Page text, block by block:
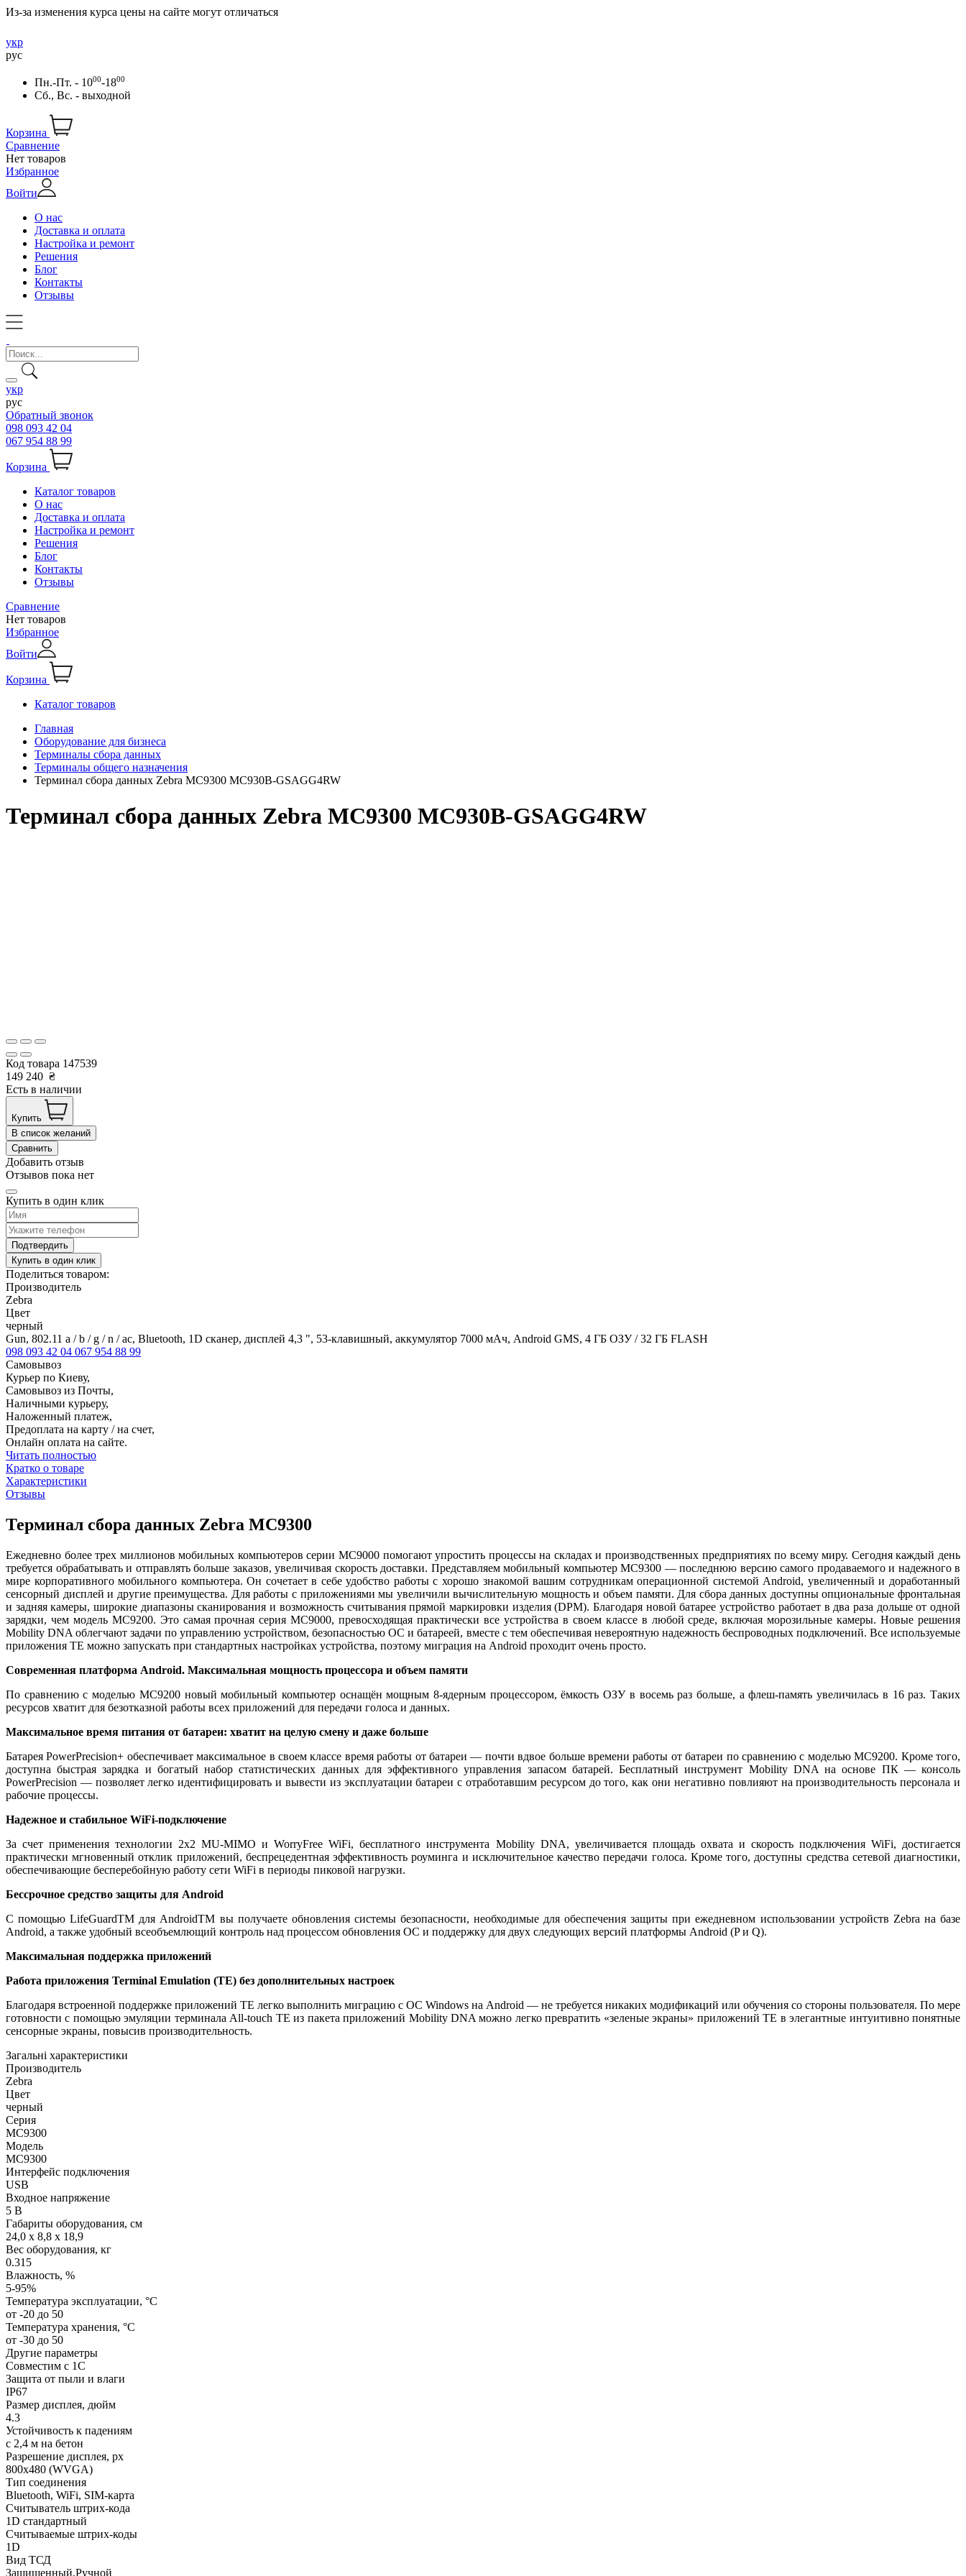
Из-за изменения курса цены на сайте могут отличаться
укр
рус
Пн.-Пт. - 1000-1800
Сб., Вс. - выходной
Корзина
Сравнение
Нет товаров
Избранное
Войти
О нас
Доставка и оплата
Настройка и ремонт
Решения
Блог
Контакты
Отзывы
укр
рус
Обратный звонок
098 093 42 04
067 954 88 99
Корзина
Каталог товаров
О нас
Доставка и оплата
Настройка и ремонт
Решения
Блог
Контакты
Отзывы
Сравнение
Нет товаров
Избранное
Войти
Корзина
Каталог товаров
Главная
Оборудование для бизнеса
Терминалы сбора данных
Терминалы общего назначения
Терминал сбора данных Zebra MC9300 MC930B-GSAGG4RW
Терминал сбора данных Zebra MC9300 MC930B-GSAGG4RW
Код товара 147539
149 240 ₴
Есть в наличии
Купить
В список желаний
Сравнить
Добавить отзыв
Отзывов пока нет
Купить в один клик
Подтвердить
Купить в один клик
Поделиться товаром:
Производитель
Zebra
Цвет
черный
Gun, 802.11 a / b / g / n / ac, Bluetooth, 1D сканер, дисплей 4,3 ", 53-клавишный, аккумулятор 7000 мАч, Android GMS, 4 ГБ ОЗУ / 32 ГБ FLASH
098 093 42 04 067 954 88 99
Самовывоз
Курьер по Киеву,
Самовывоз из Почты,
Наличными курьеру,
Наложенный платеж,
Предоплата на карту / на счет,
Онлайн оплата на сайте.
Читать полностью
Кратко о товаре
Характеристики
Отзывы
Терминал сбора данных Zebra MC9300
Ежедневно более трех миллионов мобильных компьютеров серии MC9000 помогают упростить процессы на складах и производственных предприятиях по всему миру. Сегодня каждый день
требуется обрабатывать и отправлять больше заказов, увеличивая скорость доставки. Представляем мобильный компьютер MC9300 — последнюю версию самого продаваемого и надежного в
мире корпоративного мобильного компьютера. Он сочетает в себе удобство работы с хорошо знакомой вашим сотрудникам операционной системой Android, увеличенный и доработанный
сенсорный дисплей и другие преимущества. Для работы с приложениями мы увеличили вычислительную мощность и объем памяти. Для сбора данных доступны опциональные фронтальная
и задняя камеры, широкие диапазоны сканирования и возможность считывания прямой маркировки изделия (DPM). Благодаря новой батарее устройство работает в два раза дольше от одной
зарядки, чем модель MC9200. Это самая прочная серия MC9000, превосходящая практически все устройства в своем классе в любой среде, включая морозильные камеры. Новые решения
Mobility DNA облегчают задачи по управлению устройством, безопасностью ОС и батареей, вместе с тем обеспечивая невероятную надежность беспроводных подключений. Все используемые
приложения TE можно запускать при стандартных настройках устройства, поэтому миграция на Android проходит очень просто.
Современная платформа Android. Максимальная мощность процессора и объем памяти
По сравнению с моделью MC9200 новый мобильный компьютер оснащён мощным 8-ядерным процессором, ёмкость ОЗУ в восемь раз больше, а флеш-память увеличилась в 16 раз. Таких
ресурсов хватит для безотказной работы всех приложений для передачи голоса и данных.
Максимальное время питания от батареи: хватит на целую смену и даже больше
Батарея PowerPrecision+ обеспечивает максимальное в своем классе время работы от батареи — почти вдвое больше времени работы от батареи по сравнению с моделью MC9200. Кроме того,
доступна быстрая зарядка и богатый набор статистических данных для эффективного управления запасом батарей. Бесплатный инструмент Mobility DNA на основе ПК — консоль
PowerPrecision — позволяет легко идентифицировать и вывести из эксплуатации батареи с отработавшим ресурсом до того, как они негативно повлияют на производительность персонала и
рабочие процессы.
Надежное и стабильное WiFi-подключение
За счет применения технологии 2x2 MU-MIMO и WorryFree WiFi, бесплатного инструмента Mobility DNA, увеличивается площадь охвата и скорость подключения WiFi, достигается
практически мгновенный отклик приложений, беспрецедентная эффективность роуминга и исключительное качество передачи голоса. Кроме того, доступны средства сетевой диагностики,
обеспечивающие бесперебойную работу сети WiFi в периоды пиковой нагрузки.
Бессрочное средство защиты для Android
С помощью LifeGuardTM для AndroidTM вы получаете обновления системы безопасности, необходимые для обеспечения защиты при ежедневном использовании устройств Zebra на базе
Android, а также удобный всеобъемлющий контроль над процессом обновления ОС и поддержку для двух следующих версий платформы Android (P и Q).
Максимальная поддержка приложений
Работа приложения Terminal Emulation (TE) без дополнительных настроек
Благодаря встроенной поддержке приложений TE легко выполнить миграцию с ОС Windows на Android — не требуется никаких модификаций или обучения со стороны пользователя. По мере
готовности с помощью эмуляции терминала All-touch TE из пакета приложений Mobility DNA можно легко превратить «зеленые экраны» приложений TE в элегантные интуитивно понятные
сенсорные экраны, повысив производительность.
Загальні характеристики
Производитель
Zebra
Цвет
черный
Серия
MC9300
Модель
MC9300
Интерфейс подключения
USB
Входное напряжение
5 В
Габариты оборудования, см
24,0 x 8,8 x 18,9
Вес оборудования, кг
0.315
Влажность, %
5-95%
Температура эксплуатации, °C
от -20 до 50
Температура хранения, °C
от -30 до 50
Другие параметры
Совместим с 1С
Защита от пыли и влаги
IP67
Размер дисплея, дюйм
4.3
Устойчивость к падениям
с 2,4 м на бетон
Разрешение дисплея, px
800х480 (WVGA)
Тип соединения
Bluetooth, WiFi, SIM-карта
Считыватель штрих-кода
1D стандартный
Считываемые штрих-коды
1D
Вид ТСД
Защищенный,Ручной